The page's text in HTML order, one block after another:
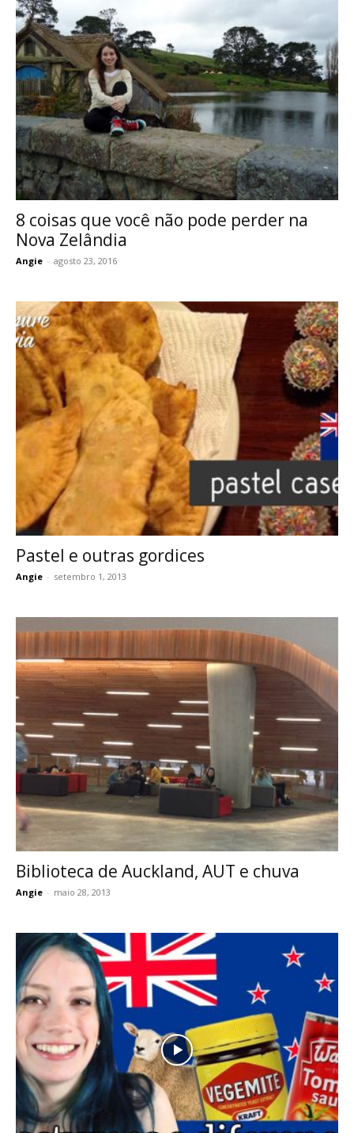
8 coisas que você não pode perder na
Nova Zelândia
Angie - agosto 23, 2016
Pastel e outras gordices
Angie - setembro 1, 2013
Biblioteca de Auckland, AUT e chuva
Angie - maio 28, 2013